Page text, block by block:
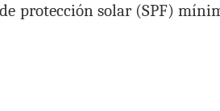
protección solar (SPF)